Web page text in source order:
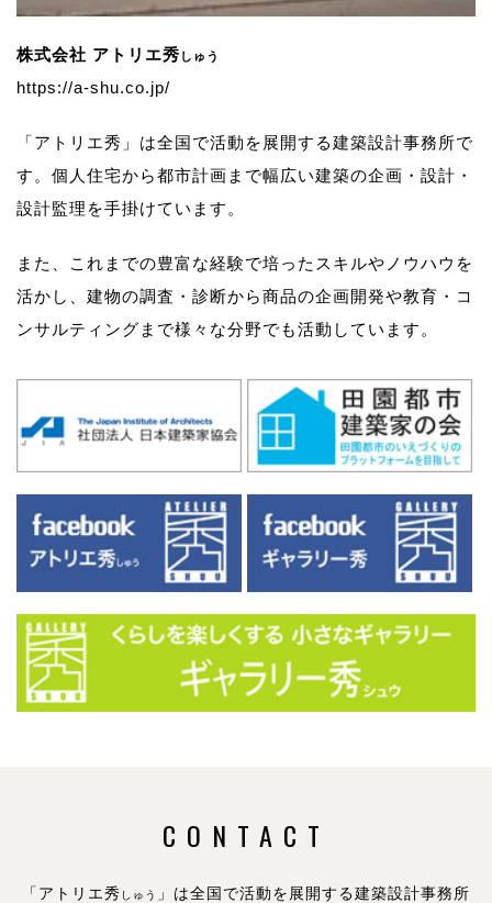
株式会社 アトリエ秀 しゅう
https://a-shu.co.jp/
「アトリエ秀」は全国で活動を展開する建築設計事務所で
す。 個人住宅から都市計画まで幅広い建築の企画・設計・
設計監理を手掛けています。
また、これまでの豊富な経験で培ったスキルやノウハウを
活かし、 建物の調査・診断から商品の企画開発や教育・コ
ンサルティングまで様々な分野でも活動しています。
CONTACT
「アトリエ秀 しゅう
」は全国で活動を展開する建築設計事務所